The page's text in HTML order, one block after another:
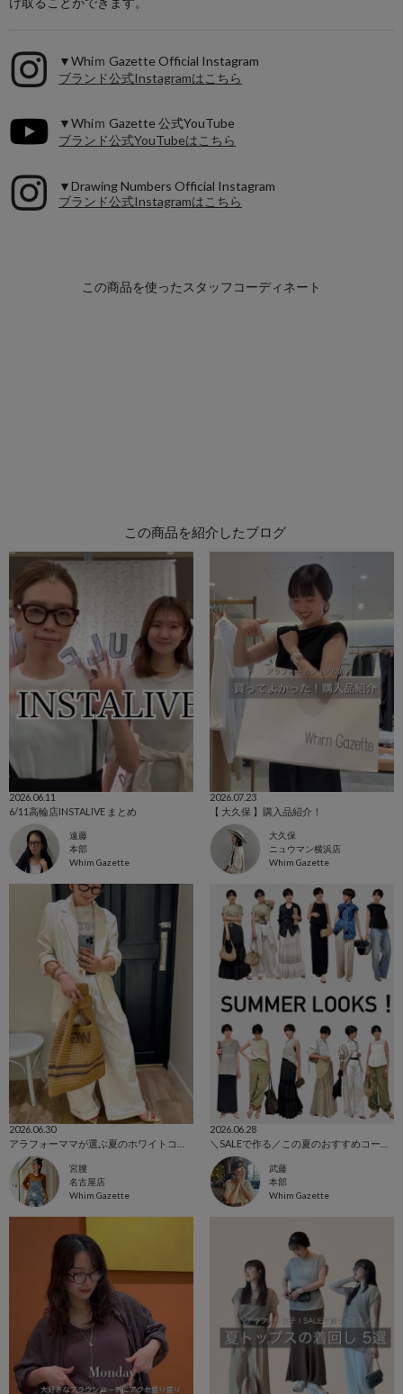
▼Whiｍ Gazette Official Instagram
ブランド公式Instagramはこちら
▼Whiｍ Gazette 公式YouTube
ブランド公式YouTubeはこちら
▼Drawing Numbers Official Instagram
ブランド公式Instagramはこちら
この商品を紹介したブログ
2026.06.11
6/11高輪店INSTALIVE まとめ
遠藤
本部
Whim Gazette
2026.07.23
【 大久保 】購入品紹介！
大久保
ニュウマン横浜店
Whim Gazette
2026.06.30
宮腰
名古屋店
Whim Gazette
2026.06.28
武藤
本部
Whim Gazette